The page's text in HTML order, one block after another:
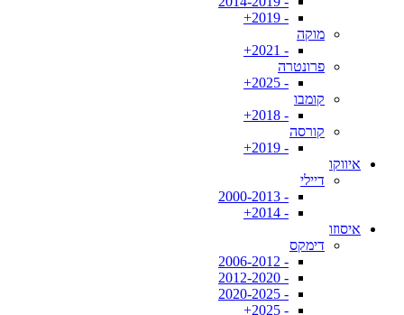
- 2019+
מוקה
- 2021+
פרונטרה
- 2025+
קומבו
- 2018+
קורסה
- 2019+
איווקו
דיילי
- 2000-2013
- 2014+
איסוזו
דימקס
- 2006-2012
- 2012-2020
- 2020-2025
- 2025+